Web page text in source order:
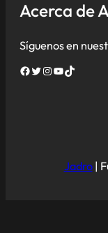
Acerca de
Síguenos en
Facebook
Twitter
Instagram
YouTube
TikTok
Jadro |